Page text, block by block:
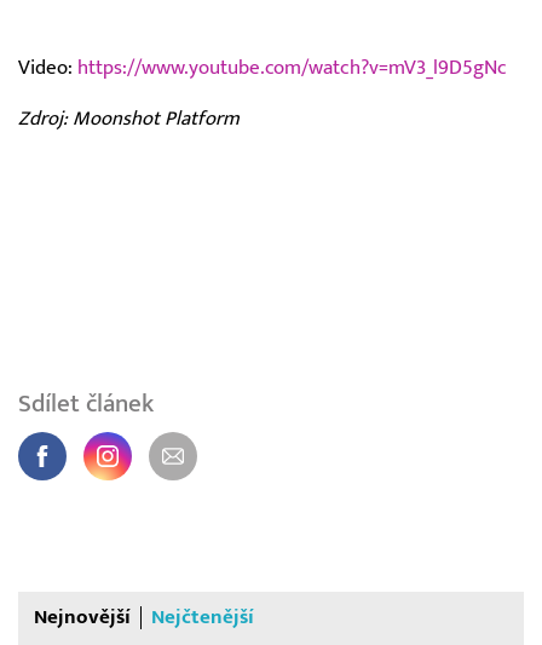
Video: https://www.youtube.com/watch?v=mV3_l9D5gNc
Zdroj: Moonshot Platform
Sdílet článek
Nejnovější Nejčtenější